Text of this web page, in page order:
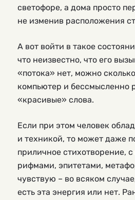
светофоре, а дома просто
не изменив расположения
А вот войти в такое
что неизвестно, что его
«потока» нет, можно
компьютер и бессмысленно
«красивые» слова.
Если при этом человек
и техникой, то может даже
приличное стихотворение,
рифмами, эпитетами,
чувствую – во всяком
есть эта энергия или нет.